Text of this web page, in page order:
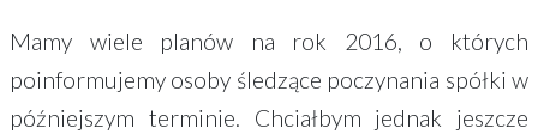
Mamy wiele planów na rok 2016, o których
poinformujemy osoby śledzące poczynania spółki w
późniejszym terminie. Chciałbym jednak jeszcze